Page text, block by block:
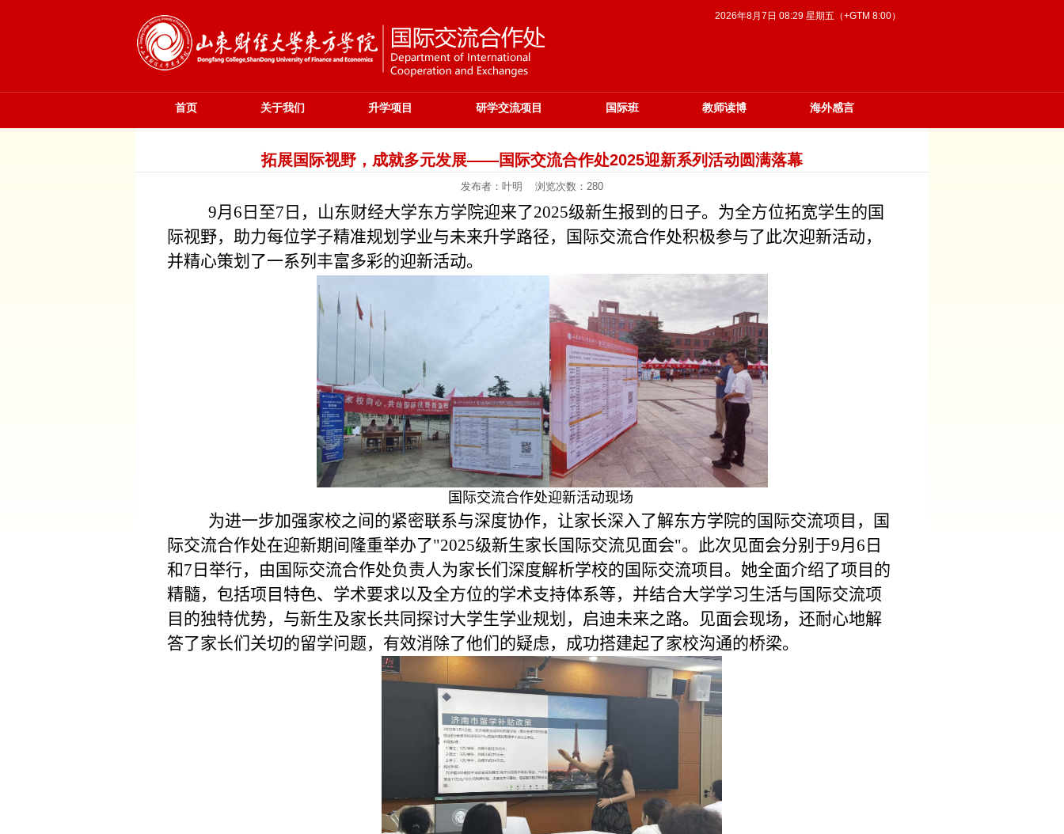
2026年8月7日 08:29 星期五（+GTM 8:00）
首页 关于我们 升学项目 研学交流项目 国际班 教师读博 海外感言
拓展国际视野，成就多元发展——国际交流合作处2025迎新系列活动圆满落幕
发布者：叶明 浏览次数： 280
9月 6 日至7 日，山东财经大学东方学院迎来了2025级新生报到的日子。为全方位拓宽学生的国
际视野，助力每位学子精准规划学业与未来升学路径，国际交流合作处积极参与了此次迎新活动，
并精心策划了一系列丰富多彩的迎新活动。
国际交流合作处迎新活动现场
为进一步加强家校之间的紧密联系与深度协作，让家长深入了解东方学院的国际交流项目，国
际交流合作处在迎新期间隆重举办了"2025级新生家长国际交流见面会"。此次见面会分别于9月 6 日
和7 日举行，由国际交流合作处负责人为家长们深度解析学校的国际交流项目。她全面介绍了项目的
精髓，包括项目特色、学术要求以及全方位的学术支持体系等，并结合大学学习生活与国际交流项
目的独特优势，与新生及家长共同探讨大学生学业规划，启迪未来之路。
见面会现场，还耐心地解
答了家长们关切的留学问题，有效消除了他们的疑虑，成功搭建起了家校沟通的桥梁。